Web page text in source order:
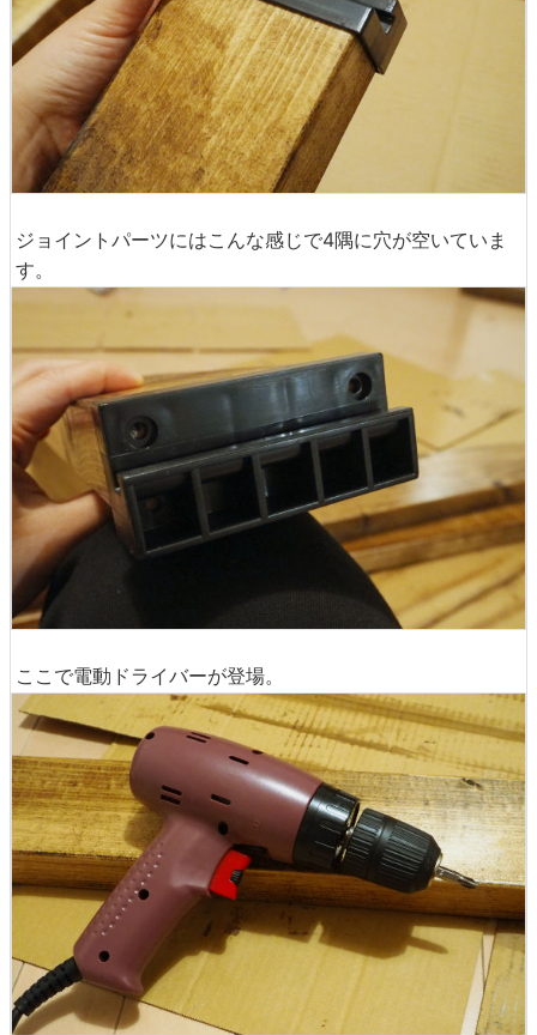
ジョイントパーツにはこんな感じで4隅に穴が空いていま
す。
ここで電動ドライバーが登場。